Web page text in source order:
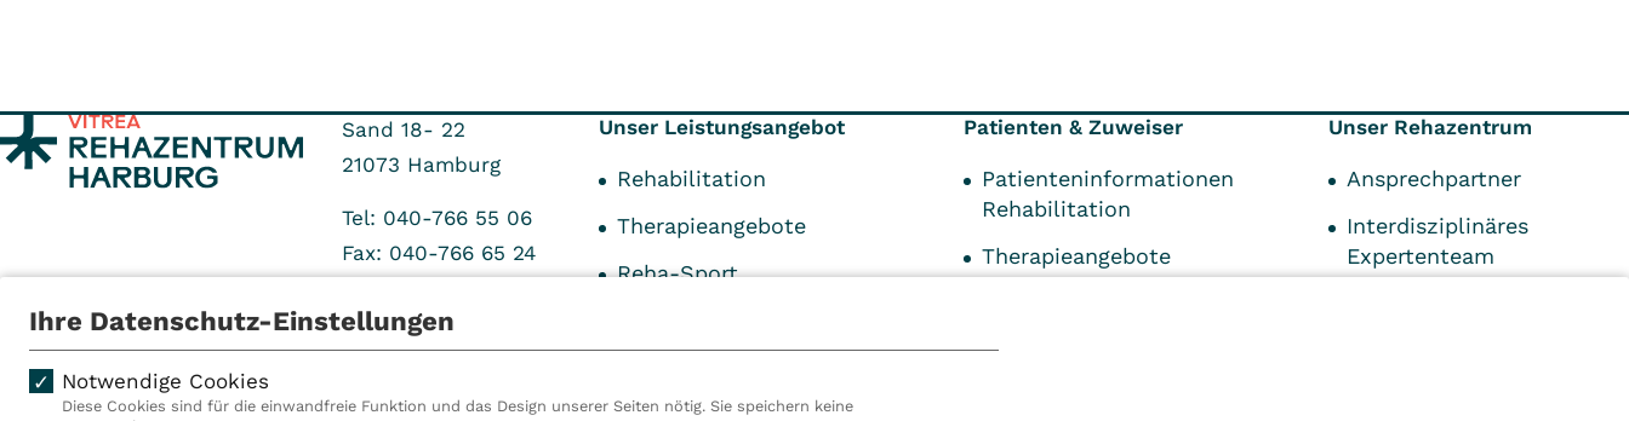
Sand 18- 22
21073 Hamburg
Tel: 040-766 55 06
Fax: 040-766 65 24
Unser Leistungsangebot
Rehabilitation
Therapieangebote
Reha-Sport
Patienten & Zuweiser
Patienteninformationen
Rehabilitation
Therapieangebote
Unser Rehazentrum
Ansprechpartner
Interdisziplinäres
Expertenteam
Ihre Datenschutz-Einstellungen
Notwendige Cookies
Diese Cookies sind für die einwandfreie Funktion und das Design unserer Seiten nötig. Sie speichern keine